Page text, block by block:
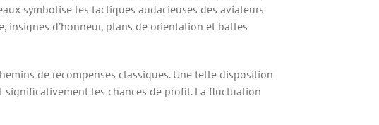
symbolise les tactiques audacieuses des aviateurs
insignes d’honneur, plans de orientation et balles
de récompenses classiques. Une telle disposition
les chances de profit. La fluctuation